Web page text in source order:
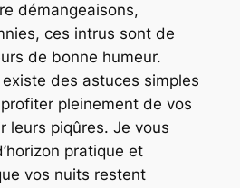
démangeaisons,
ces intrus sont de
de bonne humeur.
des astuces simples
pleinement de vos
leurs piqûres. Je vous
pratique et
vos nuits restent